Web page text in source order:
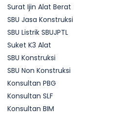
Surat Ijin Alat Berat
SBU Jasa Konstruksi
SBU Listrik SBUJPTL
Suket K3 Alat
SBU Konstruksi
SBU Non Konstruksi
Konsultan PBG
Konsultan SLF
Konsultan BIM